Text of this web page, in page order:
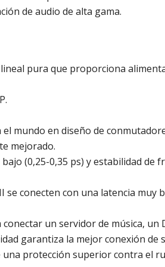
de audio de alta gama.
pura que proporciona
en diseño de
mejorado.
(0,25-0,35 ps) y estabilidad de
conecten con una latencia
un servidor de música, un
garantiza la mejor conexión de
protección superior contra el